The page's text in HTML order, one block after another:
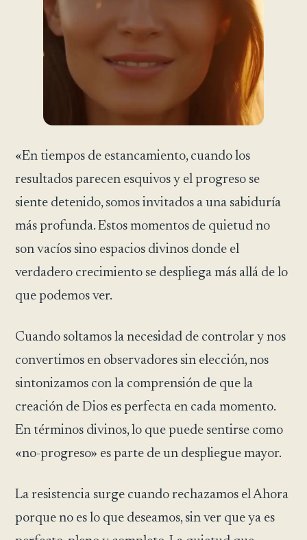
«En tiempos de estancamiento, cuando los
resultados parecen esquivos y el progreso se
siente detenido, somos invitados a una sabiduría
más profunda. Estos momentos de quietud no
son vacíos sino espacios divinos donde el
verdadero crecimiento se despliega más allá de lo
que podemos ver.
Cuando soltamos la necesidad de controlar y nos
convertimos en observadores sin elección, nos
sintonizamos con la comprensión de que la
creación de Dios es perfecta en cada momento.
En términos divinos, lo que puede sentirse como
«no-progreso» es parte de un despliegue mayor.
La resistencia surge cuando rechazamos el Ahora
porque no es lo que deseamos, sin ver que ya es